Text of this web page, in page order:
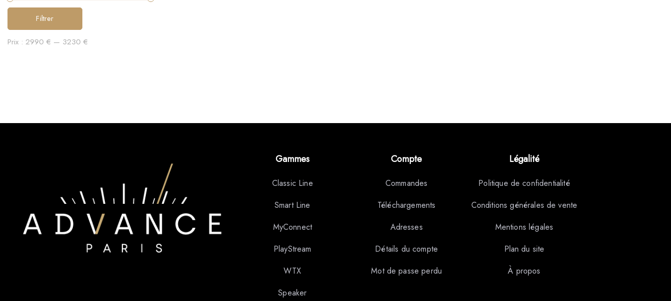
Filtrer
Prix : 2990 € — 3230 €
Gammes
Classic Line
Smart Line
MyConnect
PlayStream
WTX
Speaker
Compte
Commandes
Téléchargements
Adresses
Détails du compte
Mot de passe perdu
Légalité
Politique de confidentialité
Conditions générales de vente
Mentions légales
Plan du site
À propos